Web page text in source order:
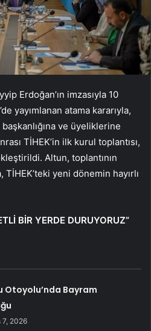
Erdoğan’ın imzasıyla 10
yayımlanan atama kararıyla,
ve üyeliklerine
TİHEK’in ilk kurul toplantısı,
Altun, toplantının
TİHEK’teki yeni dönemin hayırlı
BİR YERDE DURUYORUZ”
Otoyolu’nda Bayram
7, 2026